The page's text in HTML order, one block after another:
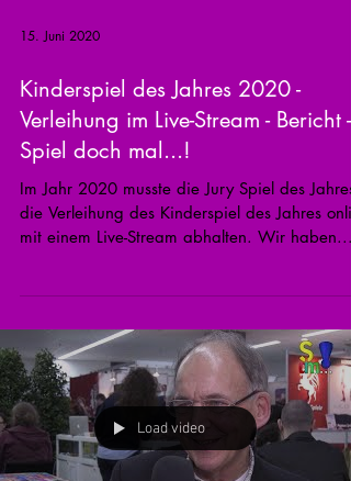
15. Juni 2020
Kinderspiel des Jahres 2020 -
Verleihung im Live-Stream - Bericht -
Spiel doch mal...!
Im Jahr 2020 musste die Jury Spiel des Jahres
die Verleihung des Kinderspiel des Jahres
mit einem Live-Stream abhalten. Wir haben...
Load video